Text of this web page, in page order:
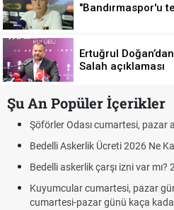
"Bandırmaspor'u
Ertuğrul
Salah açıklaması
Şu An Popüler İçerikler
Aras Kargo Cumartesi-pazar
Cumartesi çalışma saatleri!
Türkiye'de Transfer Dönemi Ne